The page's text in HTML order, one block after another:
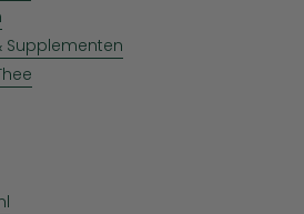
Supplementen